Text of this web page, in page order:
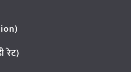
रेट)